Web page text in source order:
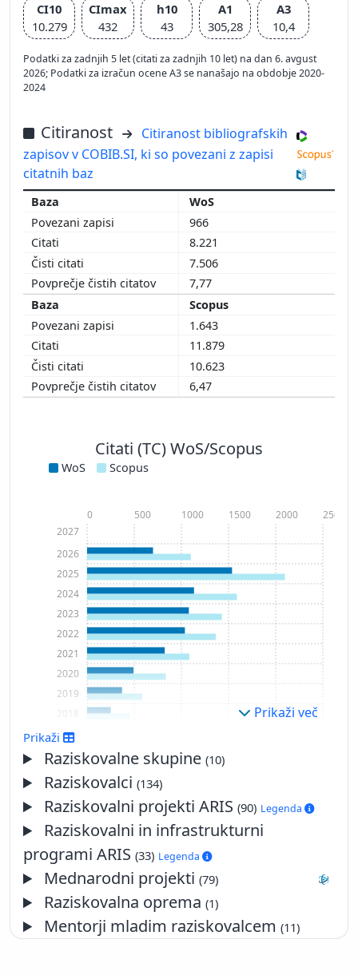
CI10
10.279
CImax
432
h10
43
A1
305,28
A3
10,4
Podatki za zadnjih 5 let (citati za zadnjih 10 let) na dan 6. avgust
2026; Podatki za izračun ocene A3 se nanašajo na obdobje 2020-
2024
Citiranost
Citiranost bibliografskih
zapisov v COBIB.SI, ki so povezani z zapisi
citatnih baz
WoS
966
8.221
7.506
7,77
Scopus
1.643
11.879
10.623
6,47
Citati (TC) WoS/Scopus
WoS Scopus
2007
2009
2010
2011
2012
2013
2015
2016
2017
2019
2020
2021
2022
2023
2024
2025
2026
2027
0 500 1000 1500 2000 2500
Prikaži več
Prikaži
Raziskovalne skupine(10)
Raziskovalci(134)
Raziskovalni projekti ARIS(90) Legenda
Raziskovalni in infrastrukturni
programi ARIS (33) Legenda
Mednarodni projekti(79)
Raziskovalna oprema(1)
Mentorji mladim raziskovalcem(11)